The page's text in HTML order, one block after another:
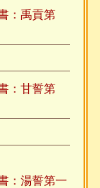
：禹貢第
：甘誓第
：湯誓第一